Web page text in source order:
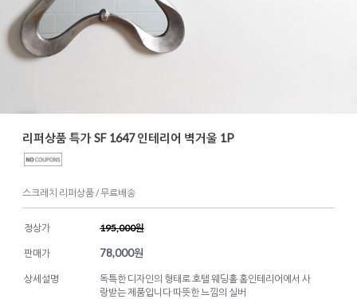
리퍼상품 특가 SF 1647 인테리어 벽거울 1P
스크레치 리퍼상품 / 무료배송
정상가 195,000원
판매가 78,000원
상세설명
독특한 디자인의 형태로 호텔 웨딩홀 홈인테리어에서 사
랑받는 제품입니다 따뜻한 느낌의 실버